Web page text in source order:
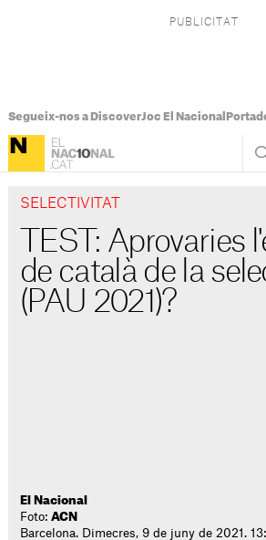
Segueix-nos a DiscoverJoc El Nacional
SELECTIVITAT
TEST: Aprovaries
de català de la
(PAU 2021)?
El Nacional
Foto:ACN
Barcelona. Dimecres, 9 de juny de 2021.